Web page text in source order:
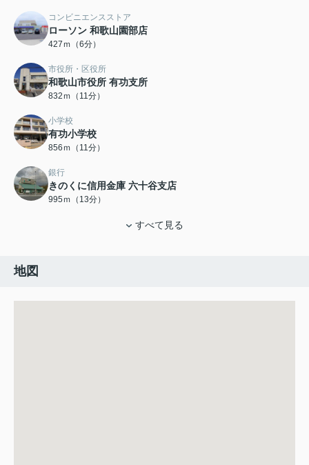
コンビニエンスストア
ローソン 和歌山園部店
427ｍ（6分）
市役所・区役所
和歌山市役所 有功支所
832ｍ（11分）
小学校
有功小学校
856ｍ（11分）
銀行
きのくに信用金庫 六十谷支店
995ｍ（13分）
すべて見る
地図